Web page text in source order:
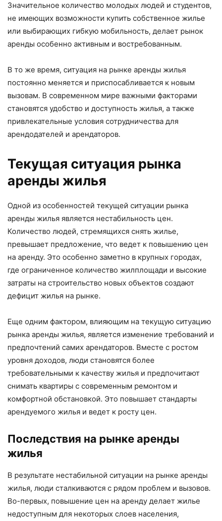
Значительное количество молодых людей и студентов,
не имеющих возможности купить собственное жилье
или выбирающих гибкую мобильность, делает рынок
аренды особенно активным и востребованным.
В то же время, ситуация на рынке аренды жилья
постоянно меняется и приспосабливается к новым
вызовам. В современном мире важными факторами
становятся удобство и доступность жилья, а также
привлекательные условия сотрудничества для
арендодателей и арендаторов.
Текущая ситуация рынка
аренды жилья
Одной из особенностей текущей ситуации рынка
аренды жилья является нестабильность цен.
Количество людей, стремящихся снять жилье,
превышает предложение, что ведет к повышению цен
на аренду. Это особенно заметно в крупных городах,
где ограниченное количество жилплощади и высокие
затраты на строительство новых объектов создают
дефицит жилья на рынке.
Еще одним фактором, влияющим на текущую ситуацию
рынка аренды жилья, является изменение требований и
предпочтений самих арендаторов. Вместе с ростом
уровня доходов, люди становятся более
требовательными к качеству жилья и предпочитают
снимать квартиры с современным ремонтом и
комфортной обстановкой. Это повышает стандарты
арендуемого жилья и ведет к росту цен.
Последствия на рынке аренды
жилья
В результате нестабильной ситуации на рынке аренды
жилья, люди сталкиваются с рядом проблем и вызовов.
Во-первых, повышение цен на аренду делает жилье
недоступным для некоторых слоев населения,